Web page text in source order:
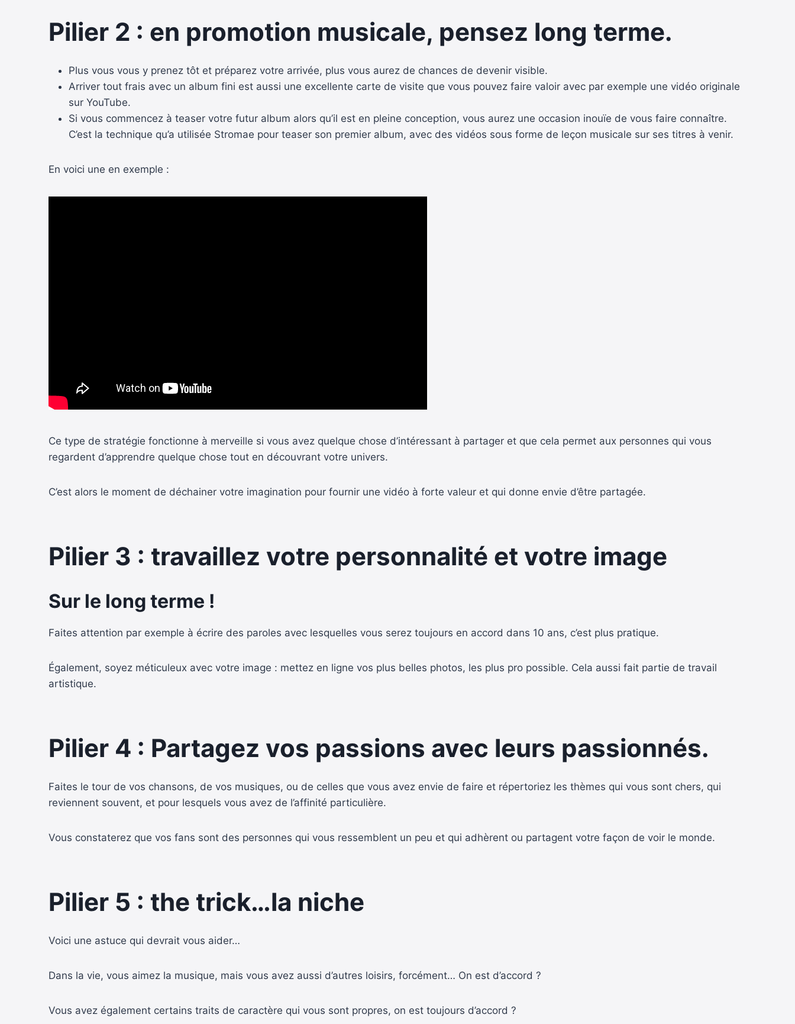
Pilier 2 : en promotion musicale, pensez long terme.
Plus vous vous y prenez tôt et préparez votre arrivée, plus vous aurez de chances de devenir visible.
Arriver tout frais avec un album fini est aussi une excellente carte de visite que vous pouvez faire valoir avec par exemple une vidéo originale
sur YouTube.
Si vous commencez à teaser votre futur album alors qu’il est en pleine conception, vous aurez une occasion inouïe de vous faire connaître.
C’est la technique qu’a utilisée Stromae pour teaser son premier album, avec des vidéos sous forme de leçon musicale sur ses titres à venir.
En voici une en exemple :
Ce type de stratégie fonctionne à merveille si vous avez quelque chose d’intéressant à partager et que cela permet aux personnes qui vous
regardent d’apprendre quelque chose tout en découvrant votre univers.
C’est alors le moment de déchainer votre imagination pour fournir une vidéo à forte valeur et qui donne envie d’être partagée.
Pilier 3 : travaillez votre personnalité et votre image
Sur le long terme !
Faites attention par exemple à écrire des paroles avec lesquelles vous serez toujours en accord dans 10 ans, c’est plus pratique.
Également, soyez méticuleux avec votre image : mettez en ligne vos plus belles photos, les plus pro possible. Cela aussi fait partie de travail
artistique.
Pilier 4 : Partagez vos passions avec leurs passionnés.
Faites le tour de vos chansons, de vos musiques, ou de celles que vous avez envie de faire et répertoriez les thèmes qui vous sont chers, qui
reviennent souvent, et pour lesquels vous avez de l’affinité particulière.
Vous constaterez que vos fans sont des personnes qui vous ressemblent un peu et qui adhèrent ou partagent votre façon de voir le monde.
Pilier 5 : the trick…la niche
Voici une astuce qui devrait vous aider…
Dans la vie, vous aimez la musique, mais vous avez aussi d’autres loisirs, forcément… On est d’accord ?
Vous avez également certains traits de caractère qui vous sont propres, on est toujours d’accord ?